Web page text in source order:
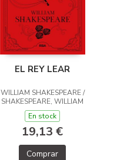
EL REY LEAR
WILLIAM SHAKESPEARE /
SHAKESPEARE, WILLIAM
En stock
19,13 €
Comprar